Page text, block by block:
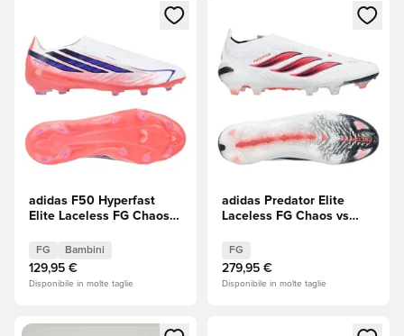
Apre una finestra modale per accedere o registrarsi come
adidas F50 Hyperfast
Elite Laceless FG Chaos
FG Bambini
129,95 €
Disponibile in molte taglie
Apre una finestra modale
adidas Predator Elite
Laceless FG Chaos vs
FG
279,95 €
Disponibile in molte taglie
Apre una finestra modale per accedere o registrarsi come
Apre una finestra modale